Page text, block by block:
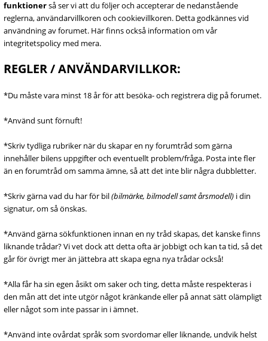
funktionerså ser vi att du följer och accepterar de nedanstående
reglerna, användarvillkoren och cookievillkoren. Detta godkännes vid
användning av forumet. Här finns också information om vår
integritetspolicy med mera.
REGLER / ANVÄNDARVILLKOR:
*Du måste vara minst 18 år för att besöka- och registrera dig på forumet.
*Använd sunt förnuft!
*Skriv tydliga rubriker när du skapar en ny forumtråd som gärna
innehåller bilens uppgifter och eventuellt problem/fråga. Posta inte fler
än en forumtråd om samma ämne, så att det inte blir några dubbletter.
*Skriv gärna vad du har för bil(bilmärke, bilmodell samt årsmodell) i din
signatur, om så önskas.
*Använd gärna sökfunktionen innan en ny tråd skapas, det kanske finns
liknande trådar? Vi vet dock att detta ofta är jobbigt och kan ta tid, så det
går för övrigt mer än jättebra att skapa egna nya trådar också!
*Alla får ha sin egen åsikt om saker och ting, detta måste respekteras i
den mån att det inte utgör något kränkande eller på annat sätt olämpligt
eller något som inte passar in i ämnet.
*Använd inte ovårdat språk som svordomar eller liknande, undvik helst